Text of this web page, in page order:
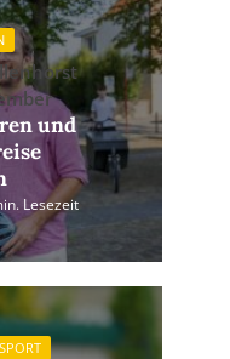
und
Lesezeit
SPORT